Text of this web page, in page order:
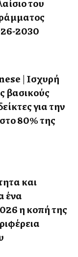
του
2030
| Ισχυρή
βασικούς
για την
80% της
και
ένα
η κοπή της